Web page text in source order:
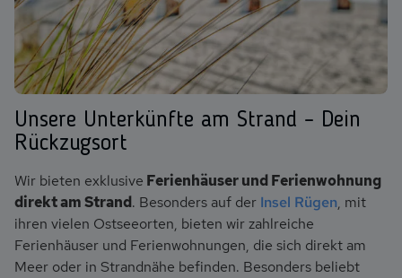
Rerik Strand Dünen
Unsere Unterkünfte am Strand – Dein
Rückzugsort
Wir bieten exklusive Ferienhäuser und Ferienwohnung
direkt am Strand. Besonders auf der Insel Rügen, mit
ihren vielen Ostseeorten, bieten wir zahlreiche
Ferienhäuser und Ferienwohnungen, die sich direkt am
Meer oder in Strandnähe befinden. Besonders beliebt